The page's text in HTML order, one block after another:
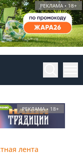
РЕКЛАМА • 18+
РЕКЛАМА • 18+
лента